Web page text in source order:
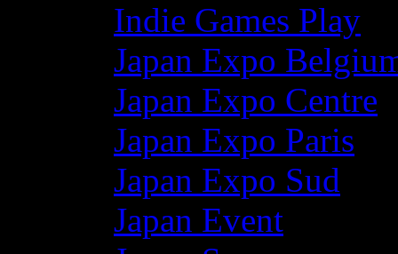
Indie Games Play
Japan Expo
Japan Expo Centre
Japan Expo Paris
Japan Expo Sud
Japan Event